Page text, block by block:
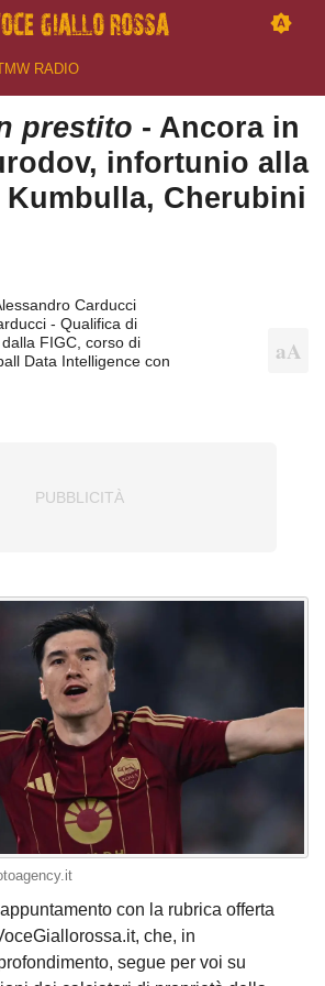
RADIO
prestito - Ancora in
infortunio alla
Cherubini
Carducci
- Qualifica di
FIGC, corso di
Data Intelligence con
con la rubrica offerta
che, in
segue per voi su